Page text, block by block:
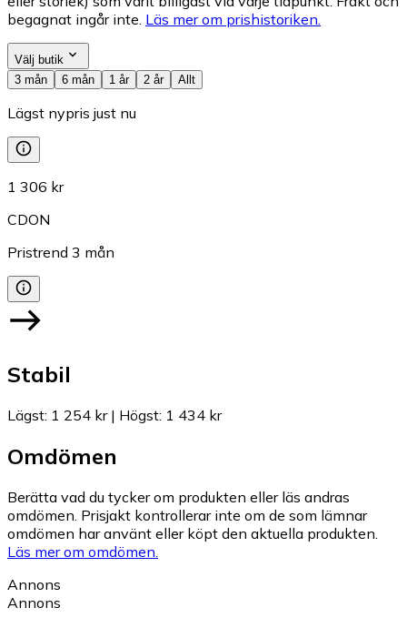
begagnat ingår inte. Läs mer om prishistoriken.
Välj butik
3 mån
6 mån 1 år 2 år Allt
Lägst nypris just nu
1 306 kr
CDON
Pristrend 3 mån
Stabil
Lägst: 1 254 kr| Högst: 1 434 kr
Omdömen
Berätta vad du tycker om produkten eller läs andras
omdömen. Prisjakt kontrollerar inte om de som lämnar
omdömen har använt eller köpt den aktuella produkten.
Läs mer om omdömen.
Annons
Annons